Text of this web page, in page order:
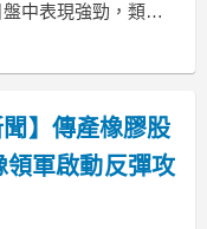
中表現強勁，類股
成橡膠龍頭台橡
漲勢主要受惠於近
化原料價格出現止
期產業鏈的
聞】傳產橡膠股
領軍啟動反彈攻